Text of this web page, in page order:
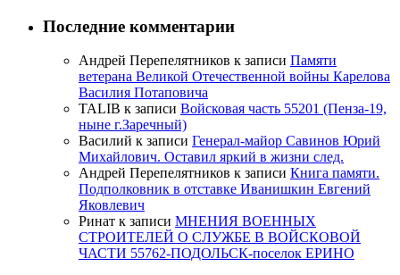
Последние комментарии
Андрей Перепелятников к записи Памяти
ветерана Великой Отечественной войны Карелова
Василия Потаповича
TALIB к записи Войсковая часть 55201 (Пенза-19,
ныне г.Заречный)
Василий к записи Генерал-майор Савинов Юрий
Михайлович. Оставил яркий в жизни след.
Андрей Перепелятников к записи Книга памяти.
Подполковник в отставке Иванишкин Евгений
Яковлевич
Ринат к записи МНЕНИЯ ВОЕННЫХ
СТРОИТЕЛЕЙ О СЛУЖБЕ В ВОЙСКОВОЙ
ЧАСТИ 55762-ПОДОЛЬСК-поселок ЕРИНО